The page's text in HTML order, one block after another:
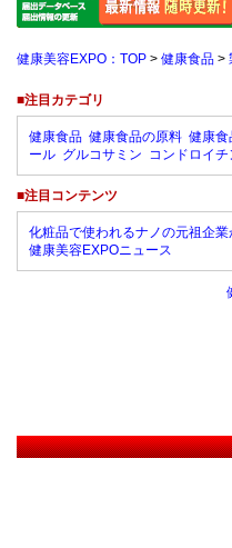
健康美容EXPO：TOP > 健康食品 >
■注目カテゴリ
健康食品 健康食品の原料 健康食
ール グルコサミン コンドロイチ
■注目コンテンツ
化粧品で使われるナノの元祖企
健康美容EXPOニュース